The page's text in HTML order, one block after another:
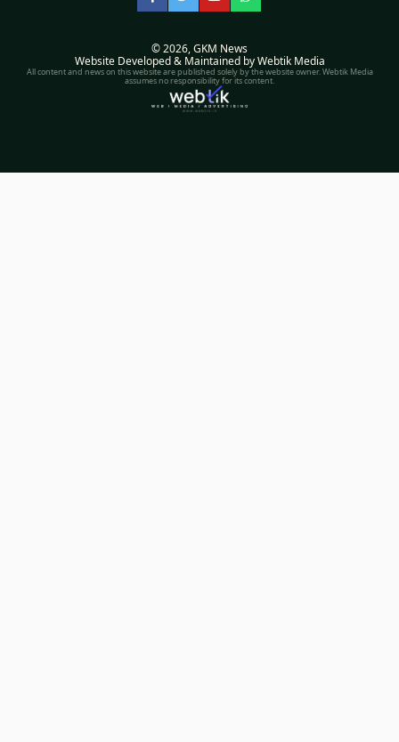
Facebook
TwitterYouTubeWhatsApp
© 2026,GKM News
Website Developed & Maintained by Webtik Media
All content and news on this website are published solely by the website owner. Webtik Media
assumes no responsibility for its content.